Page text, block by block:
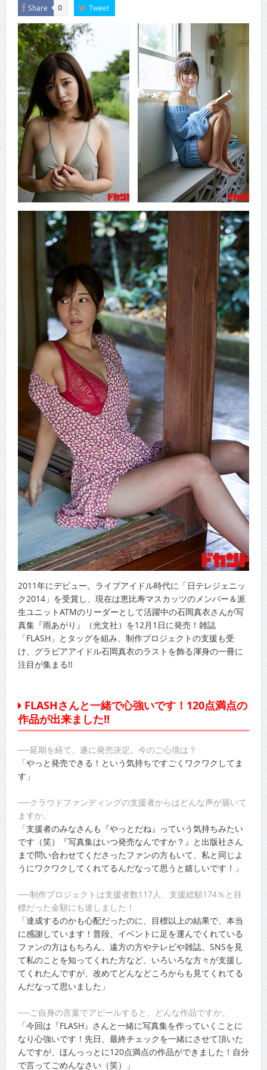
Share 0 Tweet
2011年にデビュー。ライブアイドル時代に「日テレジェニッ
ク2014」を受賞し、現在は恵比寿マスカッツのメンバー＆派
生ユニットATMのリーダーとして活躍中の石岡真衣さんが写
真集『雨あがり』（光文社）を12月1日に発売！雑誌
「FLASH」とタッグを組み、制作プロジェクトの支援も受
け、グラビアアイドル石岡真衣のラストを飾る渾身の一冊に
注目が集まる!!
FLASHさんと一緒で心強いです！120点満点の
作品が出来ました!!
──延期を経て、遂に発売決定。今のご心境は？
「やっと発売できる！という気持ちですごくワクワクしてま
す」
──クラウドファンディングの支援者からはどんな声が届いて
ますか。
「支援者のみなさんも『やっとだね』っていう気持ちみたい
です（笑）『写真集はいつ発売なんですか？』と出版社さん
まで問い合わせてくださったファンの方もいて、私と同じよ
うにワクワクしてくれてるんだなって思うと嬉しいです！」
──制作プロジェクトは支援者数117人、支援総額174％と目
標だった金額にも達しました！
「達成するのかも心配だったのに、目標以上の結果で、本当
に感謝しています！普段、イベントに足を運んでくれている
ファンの方はもちろん、遠方の方やテレビや雑誌、SNSを見
て私のことを知ってくれた方など、いろいろな方々が支援し
てくれたんですが、改めてどんなどころからも見てくれてる
んだなって思いました」
──ご自身の言葉でアピールすると、どんな作品ですか。
「今回は『FLASH』さんと一緒に写真集を作っていくことに
なり心強いです！先日、最終チェックを一緒にさせて頂いた
んですが、ほんっっとに120点満点の作品ができました！自分
で言ってごめんなさい（笑）」